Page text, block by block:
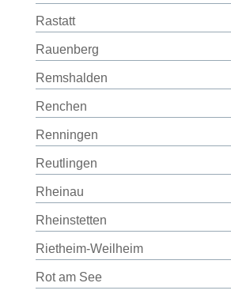
Rastatt
Rauenberg
Remshalden
Renchen
Renningen
Reutlingen
Rheinau
Rheinstetten
Rietheim-Weilheim
Rot am See